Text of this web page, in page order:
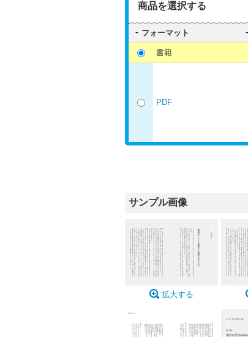
商品を選択する
フォーマット
書籍
PDF
サンプル画像
拡大する